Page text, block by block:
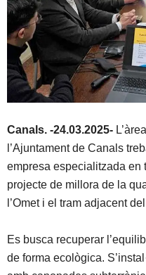
Canals. -24.03.2025-
l’Ajuntament de Canals
empresa especialitzada en
projecte de millora de la
l’Omet i el tram adjacent
Es busca recuperar
de forma ecològica.